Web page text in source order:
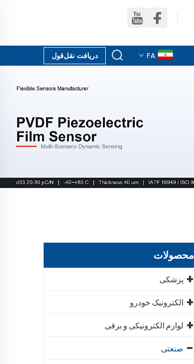
FA دریافت نقل‌قول
محصولات
پزشکی
الکترونیک خودرو
لوازم الکترونیکی و برقی
صنعتی